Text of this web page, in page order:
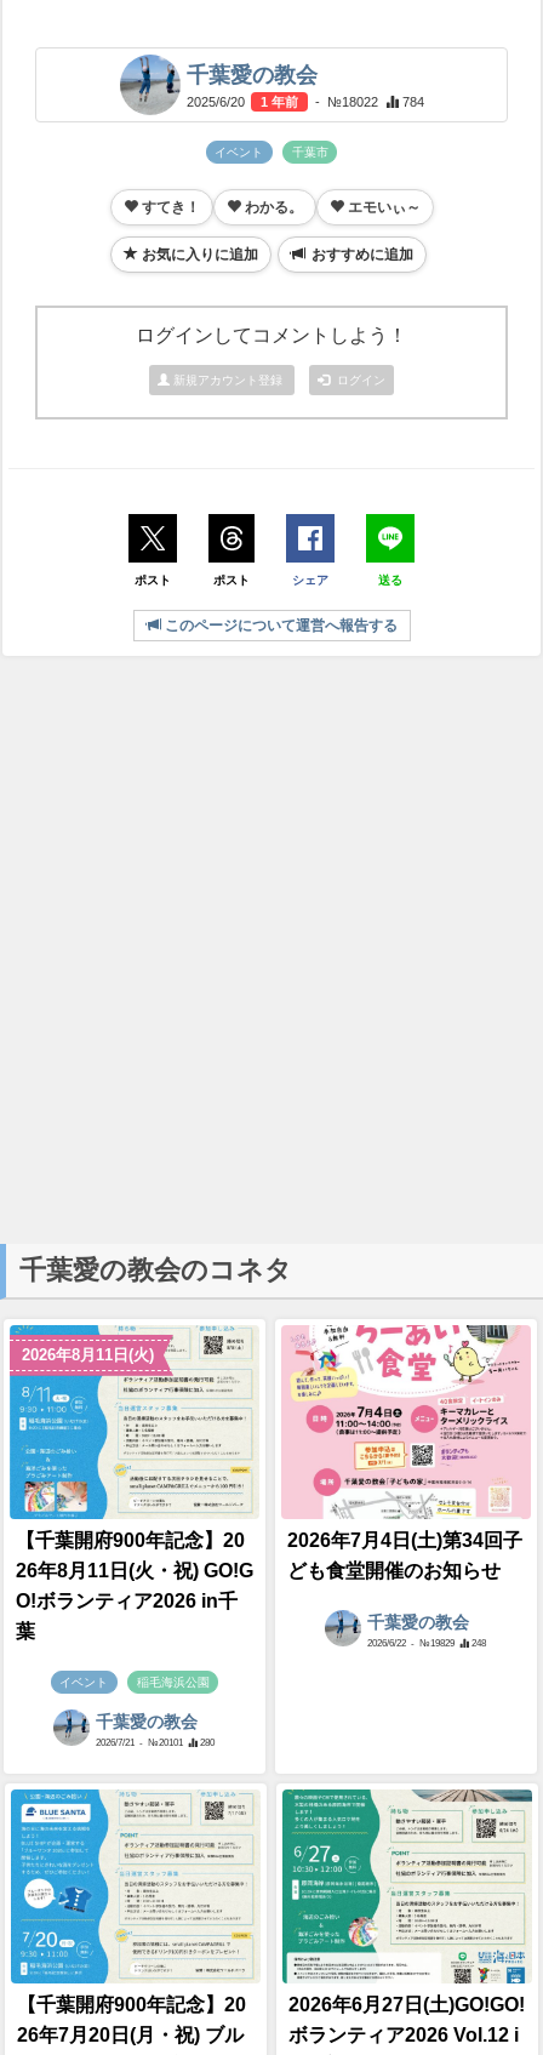
千葉愛の教会
2025/6/20 1 年前 - №18022 784
イベント 千葉市
すてき！ わかる。 エモいぃ～
お気に入りに追加 おすすめに追加
ログインしてコメントしよう！
新規アカウント登録 ログイン
ポスト ポスト シェア 送る
このページについて運営へ報告する
千葉愛の教会のコネタ
2026年8月11日(火)
【千葉開府900年記念】20
26年8月11日(火・祝) GO!G
O!ボランティア2026 in千
葉
イベント 稲毛海浜公園
千葉愛の教会
2026/7/21 - №20101 280
2026年7月4日(土)第34回子
ども食堂開催のお知らせ
千葉愛の教会
2026/6/22 - №19829 248
【千葉開府900年記念】20
26年7月20日(月・祝) ブル
2026年6月27日(土)GO!GO!
ボランティア2026 Vol.12 i